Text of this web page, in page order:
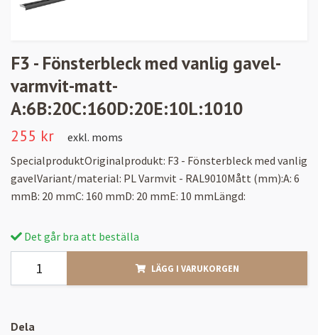
F3 - Fönsterbleck med vanlig gavel-
varmvit-matt-
A:6B:20C:160D:20E:10L:1010
255 kr
exkl. moms
SpecialproduktOriginalprodukt: F3 - Fönsterbleck med vanlig
gavelVariant/material: PL Varmvit - RAL9010Mått (mm):A: 6
mmB: 20 mmC: 160 mmD: 20 mmE: 10 mmLängd:
Det går bra att beställa
LÄGG I VARUKORGEN
Dela